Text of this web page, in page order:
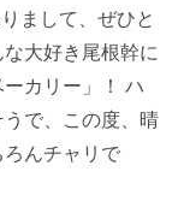
まして、ぜひと
大好き尾根幹に
カリー」！ ハ
で、この度、晴
んチャリで